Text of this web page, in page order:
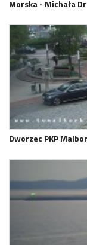
Morska - Michała
Dworzec PKP